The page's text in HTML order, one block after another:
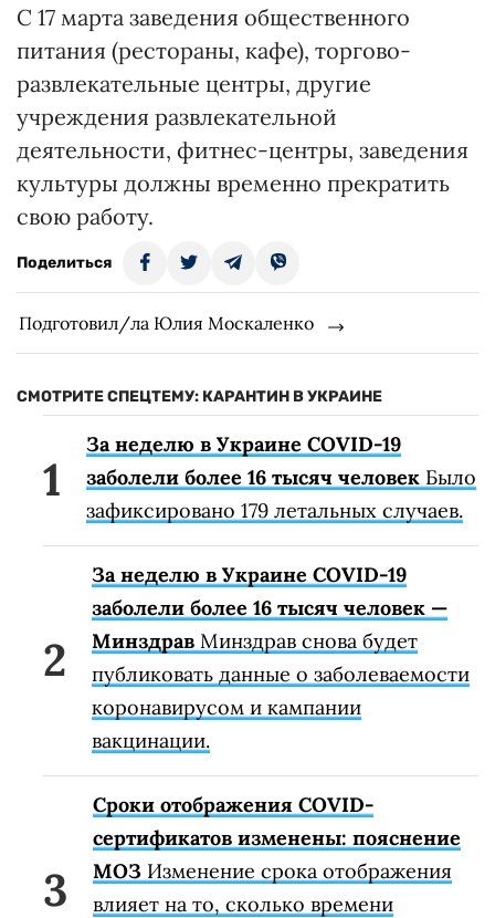
С 17 марта заведения общественного
питания (рестораны, кафе), торгово-
развлекательные центры, другие
учреждения развлекательной
деятельности, фитнес-центры, заведения
культуры должны временно прекратить
свою работу.
Поделиться
Подготовил/ла Юлия Москаленко
СМОТРИТЕ СПЕЦТЕМУ: КАРАНТИН В УКРАИНЕ
За неделю в Украине COVID-19
заболели более 16 тысяч человек Было
зафиксировано 179 летальных случаев.
За неделю в Украине COVID-19
заболели более 16 тысяч человек —
Минздрав Минздрав снова будет
публиковать данные о заболеваемости
коронавирусом и кампании
вакцинации.
Сроки отображения COVID-
сертификатов изменены: пояснение
МОЗ Изменение срока отображения
влияет на то, сколько времени